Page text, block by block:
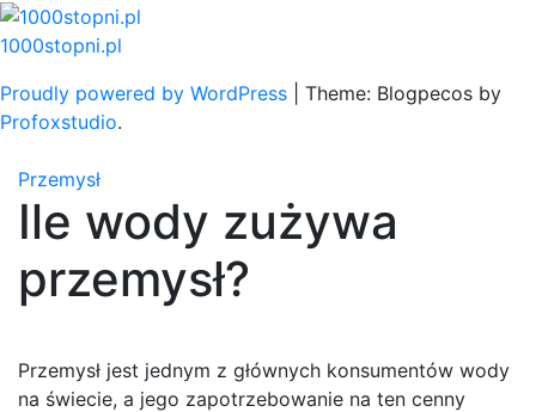
Skip
to
1000stopni.pl
Proudly powered by WordPress
Theme: Blogpecos by
Profoxstudio.
Przemysł
Ile wody zużywa
przemysł?
Przemysł jest jednym z głównych konsumentów wody
na świecie, a jego zapotrzebowanie na ten cenny